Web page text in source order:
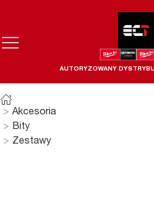
AUTORYZOWANY
Akcesoria
Bity
Zestawy